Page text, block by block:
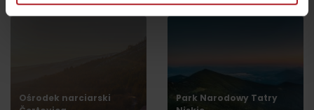
Ośrodek narciarski
Park Narodowy Tatry